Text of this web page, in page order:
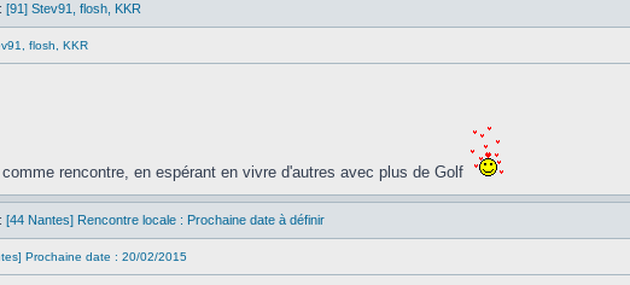
[91] Stev91, flosh, KKR
flosh, KKR
rencontre, en espérant en vivre d'autres avec plus de Golf
[44 Nantes] Rencontre locale : Prochaine date à définir
Prochaine date : 20/02/2015